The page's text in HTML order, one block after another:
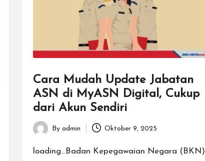
Cara Mudah Update Jabatan
ASN di MyASN Digital, Cukup
dari Akun Sendiri
Posted
by
By admin Oktober 9, 2025
loading...Badan Kepegawaian Negara (BKN)